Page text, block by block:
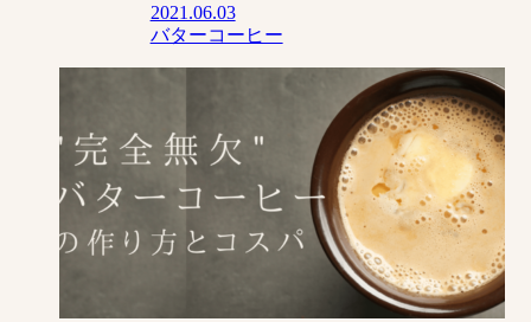
2021.06.03
バターコーヒー